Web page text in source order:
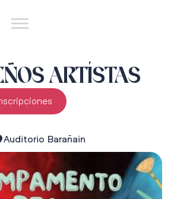
ARTÍSTAS
Auditorio Barañain